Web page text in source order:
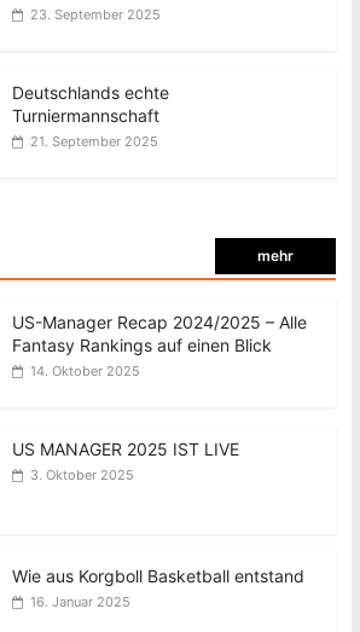
23. September 2025
Deutschlands echte
Turniermannschaft
21. September 2025
mehr
US-Manager Recap 2024/2025 – Alle
Fantasy Rankings auf einen Blick
14. Oktober 2025
US MANAGER 2025 IST LIVE
3. Oktober 2025
Wie aus Korgboll Basketball entstand
16. Januar 2025